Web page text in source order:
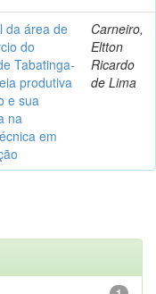
da área de
do
Tabatinga-
produtiva
e sua
na
em
Carneiro,
Eltton
Ricardo
de Lima